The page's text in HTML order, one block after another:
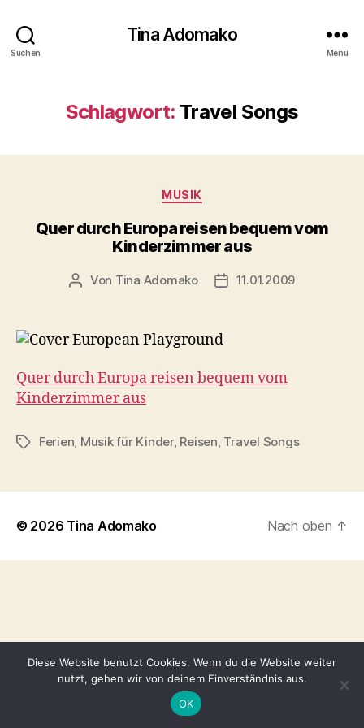
Suchen
Tina Adomako
Menü
Schlagwort: Travel Songs
Kategorien
MUSIK
Quer durch Europa reisen bequem vom
Kinderzimmer aus
Beitragsautor
Von Tina Adomako Veröffentlichungsdatum
11.01.2009
Quer durch Europa reisen bequem vom
Kinderzimmer aus
Schlagwörter
Ferien, Musik für Kinder, Reisen, Travel Songs
© 2026 Tina Adomako Nach oben ↑
Diese Website benutzt Cookies. Wenn du die Website weiter
nutzt, gehen wir von deinem Einverständnis aus.
OK